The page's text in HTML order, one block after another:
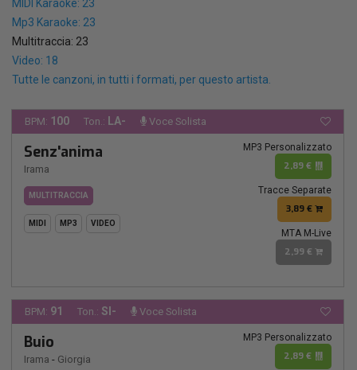
MIDI Karaoke: 23
Mp3 Karaoke: 23
Multitraccia: 23
Video: 18
Tutte le canzoni, in tutti i formati, per questo artista.
BPM: 100 Ton.: LA- Voce Solista
Senz'anima
Irama
MULTITRACCIA
MIDI MP3 VIDEO
MP3 Personalizzato
2,89 €
Tracce Separate
3,89 €
MTA M-Live
2,99 €
BPM: 91 Ton.: SI- Voce Solista
Buio
Irama - Giorgia
MP3 Personalizzato
2,89 €